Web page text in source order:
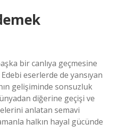
bir canlıya geçmesine
eserlerde de yansıyan
gelişiminde sonsuzluk
diğerine geçişi ve
anlatan semavi
halkın hayal gücünde